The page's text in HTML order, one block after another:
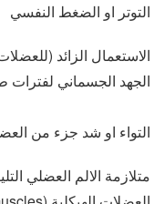
التوتر او الضغط النفسي
الاستعمال الزائد
الجهد الجسماني لفترات
التواء او شد جزء من